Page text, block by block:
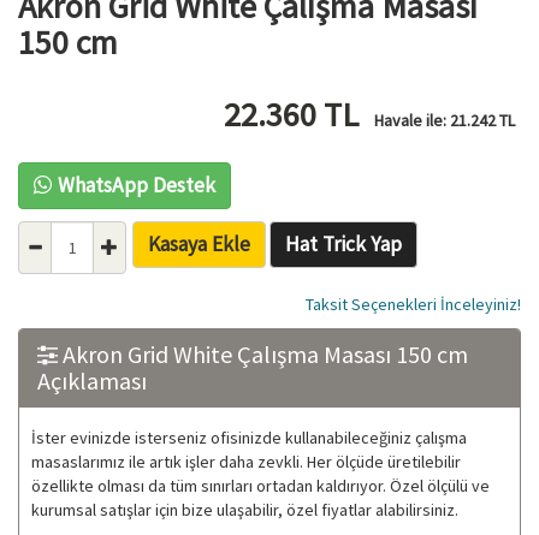
150 cm
22.360TL Havale ile: 21.242TL
WhatsApp Destek
Kasaya Ekle Hat Trick Yap
Taksit Seçenekleri İnceleyiniz!
Akron Grid White Çalışma Masası 150 cm
Açıklaması
İster evinizde isterseniz ofisinizde kullanabileceğiniz çalışma
masaslarımız ile artık işler daha zevkli. Her ölçüde üretilebilir
özellikte olması da tüm sınırları ortadan kaldırıyor. Özel ölçülü ve
kurumsal satışlar için bize ulaşabilir, özel fiyatlar alabilirsiniz.